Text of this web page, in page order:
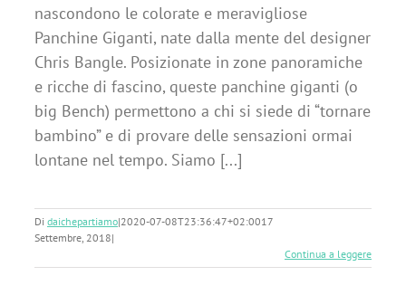
nascondono le colorate e meravigliose
Panchine Giganti, nate dalla mente del designer
Chris Bangle. Posizionate in zone panoramiche
e ricche di fascino, queste panchine giganti (o
big Bench) permettono a chi si siede di “tornare
bambino” e di provare delle sensazioni ormai
lontane nel tempo. Siamo [...]
Di daichepartiamo|2020-07-08T23:36:47+02:0017
Settembre, 2018|
Continua a leggere